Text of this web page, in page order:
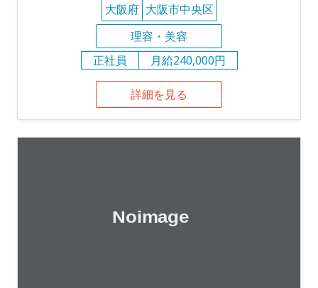
大阪府 大阪市中央区
理容・美容
正社員
月給240,000円
詳細を見る